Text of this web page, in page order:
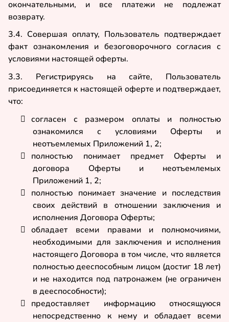
окончательными, и все платежи не подлежат
возврату.
3.4. Совершая оплату, Пользователь подтверждает
факт ознакомления и безоговорочного согласия с
условиями настоящей оферты.
3.3. Регистрируясь на сайте, Пользователь
присоединяется к настоящей оферте и подтверждает,
что:

согласен с размером оплаты и полностью
ознакомился с условиями Оферты и
неотъемлемых Приложений 1, 2;

полностью понимает предмет Оферты и
договора Оферты и неотъемлемых
Приложений 1, 2;

полностью понимает значение и последствия
своих действий в отношении заключения и
исполнения Договора Оферты;

обладает всеми правами и полномочиями,
необходимыми для заключения и исполнения
настоящего Договора в том числе, что является
полностью дееспособным лицом (достиг 18 лет)
и не находится под патронажем (не ограничен
в дееспособности);

предоставляет информацию относящуюся
непосредственно к нему и обладает всеми